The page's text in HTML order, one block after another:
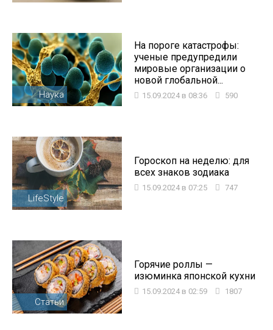
Наука
На пороге катастрофы:
ученые предупредили
мировые организации о
новой глобальной...
15.09.2024 в 08:36 590
LifeStyle
Гороскоп на неделю: для
всех знаков зодиака
15.09.2024 в 07:25 747
Статьи
Горячие роллы —
изюминка японской кухни
15.09.2024 в 02:59 1807